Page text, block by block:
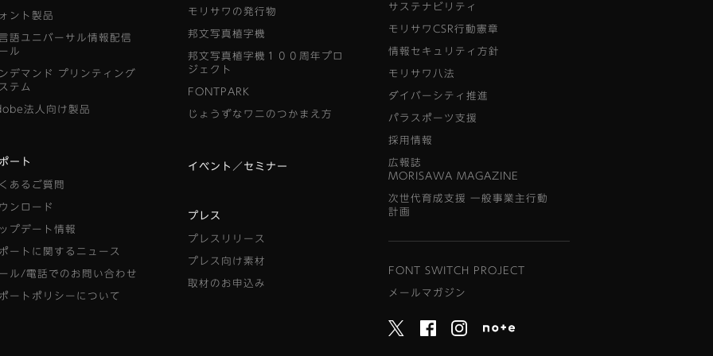
ント製品
語ユニバーサル情報配信
ル
デマンド プリンティング
テム
法人向け製品
ート
あるご質問
ンロード
プデート情報
ートに関するニュース
ル/電話でのお問い合わせ
ートポリシーについて
モリサワの発行物
邦文写真植字機
邦文写真植字機１００周年プロ
ジェクト
FONTPARK
じょうずなワニのつかまえ方
イベント／セミナー
プレス
プレスリリース
プレス向け素材
取材のお申込み
サステナビリティ
モリサワCSR行動憲章
情報セキュリティ方針
モリサワ八法
ダイバーシティ推進
パラスポーツ支援
採用情報
広報誌
MORISAWA MAGAZINE
次世代育成支援 一般事業主行動
計画
FONT SWITCH PROJECT
メールマガジン